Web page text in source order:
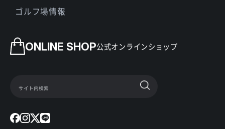
ONLINE SHOP公式オンラインショップ
ゴルフ場情報